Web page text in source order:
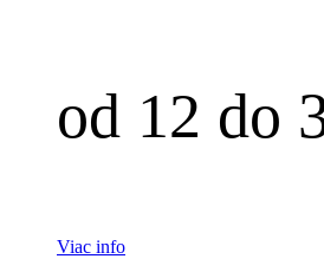
od 12 do
Viac info